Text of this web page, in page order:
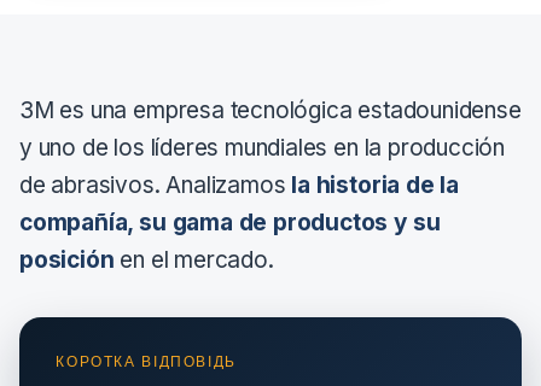
3M es una empresa tecnológica estadounidense
y uno de los líderes mundiales en la producción
de abrasivos. Analizamos la historia de la
compañía, su gama de productos y su
posición en el mercado.